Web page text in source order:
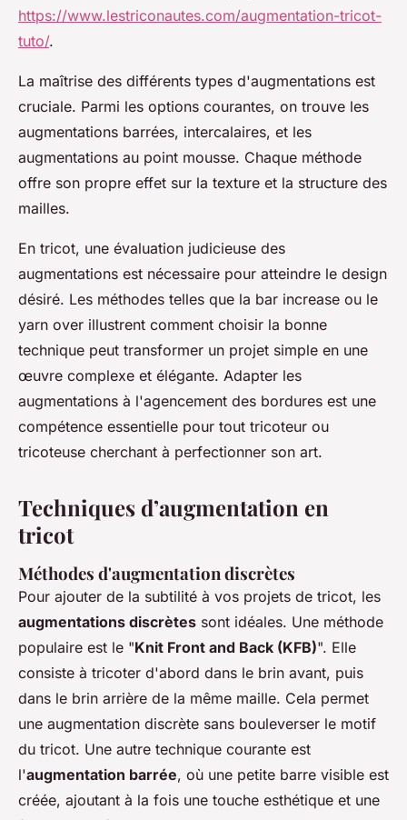
https://www.lestriconautes.com/augmentation-tricot-
tuto/.
La maîtrise des différents types d'augmentations est
cruciale. Parmi les options courantes, on trouve les
augmentations barrées, intercalaires, et les
augmentations au point mousse. Chaque méthode
offre son propre effet sur la texture et la structure des
mailles.
En tricot, une évaluation judicieuse des
augmentations est nécessaire pour atteindre le design
désiré. Les méthodes telles que la bar increase ou le
yarn over illustrent comment choisir la bonne
technique peut transformer un projet simple en une
œuvre complexe et élégante. Adapter les
augmentations à l'agencement des bordures est une
compétence essentielle pour tout tricoteur ou
tricoteuse cherchant à perfectionner son art.
Techniques d’augmentation en
tricot
Méthodes d'augmentation discrètes
Pour ajouter de la subtilité à vos projets de tricot, les
augmentations discrètes sont idéales. Une méthode
populaire est le "Knit Front and Back (KFB)". Elle
consiste à tricoter d'abord dans le brin avant, puis
dans le brin arrière de la même maille. Cela permet
une augmentation discrète sans bouleverser le motif
du tricot. Une autre technique courante est
l'augmentation barrée, où une petite barre visible est
créée, ajoutant à la fois une touche esthétique et une